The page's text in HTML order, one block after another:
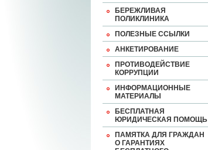
БЕРЕЖЛИВАЯ
ПОЛИКЛИНИКА
ПОЛЕЗНЫЕ ССЫЛКИ
АНКЕТИРОВАНИЕ
ПРОТИВОДЕЙСТВИЕ
КОРРУПЦИИ
ИНФОРМАЦИОННЫЕ
МАТЕРИАЛЫ
БЕСПЛАТНАЯ
ЮРИДИЧЕСКАЯ ПОМОЩЬ
ПАМЯТКА ДЛЯ ГРАЖДАН
О ГАРАНТИЯХ